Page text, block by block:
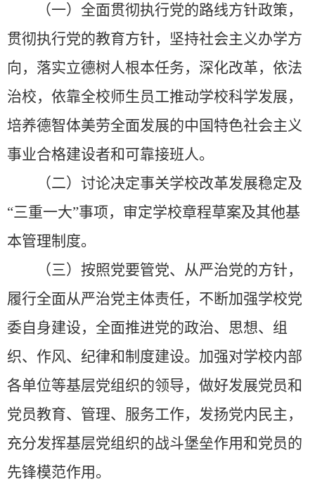
（一）全面贯彻执行党的路线方针政策，
贯彻执行党的教育方针，坚持社会主义办学方
向，落实立德树人根本任务，深化改革，依法
治校，依靠全校师生员工推动学校科学发展，
培养德智体美劳全面发展的中国特色社会主义
事业合格建设者和可靠接班人。
（二）讨论决定事关学校改革发展稳定及
“三重一大”事项，审定学校章程草案及其他基
本管理制度。
（三）按照党要管党、从严治党的方针，
履行全面从严治党主体责任，不断加强学校党
委自身建设，全面推进党的政治、思想、组
织、作风、纪律和制度建设。加强对学校内部
各单位等基层党组织的领导，做好发展党员和
党员教育、管理、服务工作，发扬党内民主，
充分发挥基层党组织的战斗堡垒作用和党员的
先锋模范作用。